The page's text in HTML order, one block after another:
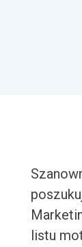
listu